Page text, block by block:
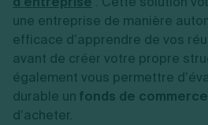
Ressources
Simulateur de choix de forme
Calcul de charges sociales
Estimation du coût de création
Calcul d'éligibilité à l'ACRE
Vérification de la disponibilité
Gestion comptable
Approbation des comptes
Dépôt de marque
Recherche d'antériorité
Protection des créations
Confidentialité de l'adresse du
Fermer son entreprise
Services aux entreprises
Construction/travaux
Restauration
Commerce
Autres
Par fonctionnalité
Toutes les fiches sur la création
Autres démarches
Gestion d’entreprise
Fermeture d’entreprise
Exercice d’un métier
Recouvrement de factures
une entreprise de manière
efficace d’apprendre de vos
avant de créer votre propre
également vous permettre
durable un fonds de commerce
d’acheter.